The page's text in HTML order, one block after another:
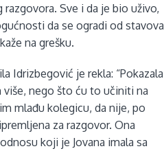
Sve i da je bio uživo,
da se ogradi od stavova
na grešku.
Idrizbegović je rekla: “Pokazala
više, nego što ću to učiniti na
mlađu kolegicu, da nije, po
za razgovor. Ona
koji je Jovana imala sa